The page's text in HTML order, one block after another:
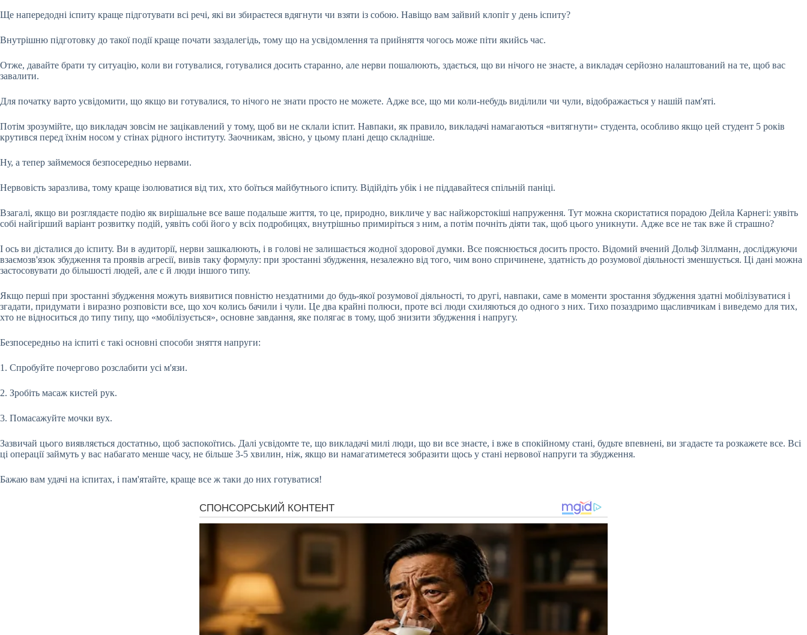
Ще напередодні іспиту краще підготувати всі речі, які ви збираєтеся вдягнути чи взяти із собою. Навіщо вам зайвий клопіт у день іспиту?
Внутрішню підготовку до такої події краще почати заздалегідь, тому що на усвідомлення та прийняття чогось може піти якийсь час.
Отже, давайте брати ту ситуацію, коли ви готувалися, готувалися досить старанно, але нерви пошалюють, здається, що ви нічого не знаєте, а викладач серйозно налаштований на те, щоб вас
завалити.
Для початку варто усвідомити, що якщо ви готувалися, то нічого не знати просто не можете. Адже все, що ми коли-небудь виділили чи чули, відображається у нашій пам'яті.
Потім зрозумійте, що викладач зовсім не зацікавлений у тому, щоб ви не склали іспит. Навпаки, як правило, викладачі намагаються «витягнути» студента, особливо якщо цей студент 5 років
крутився перед їхнім носом у стінах рідного інституту. Заочникам, звісно, у цьому плані дещо складніше.
Ну, а тепер займемося безпосередньо нервами.
Нервовість заразлива, тому краще ізолюватися від тих, хто боїться майбутнього іспиту. Відійдіть убік і не піддавайтеся спільній паніці.
Взагалі, якщо ви розглядаєте подію як вирішальне все ваше подальше життя, то це, природно, викличе у вас найжорстокіші напруження. Тут можна скористатися порадою Дейла Карнегі: уявіть
собі найгірший варіант розвитку подій, уявіть собі його у всіх подробицях, внутрішньо примиріться з ним, а потім почніть діяти так, щоб цього уникнути. Адже все не так вже й страшно?
І ось ви дісталися до іспиту. Ви в аудиторії, нерви зашкалюють, і в голові не залишається жодної здорової думки. Все пояснюється досить просто. Відомий вчений Дольф Зіллманн, досліджуючи
взаємозв'язок збудження та проявів агресії, вивів таку формулу: при зростанні збудження, незалежно від того, чим воно спричинене, здатність до розумової діяльності зменшується. Ці дані можна
застосовувати до більшості людей, але є й люди іншого типу.
Якщо перші при зростанні збудження можуть виявитися повністю нездатними до будь-якої розумової діяльності, то другі, навпаки, саме в моменти зростання збудження здатні мобілізуватися і
згадати, придумати і виразно розповісти все, що хоч колись бачили і чули. Це два крайні полюси, проте всі люди схиляються до одного з них. Тихо позаздримо щасливчикам і виведемо для тих,
хто не відноситься до типу типу, що «мобілізується», основне завдання, яке полягає в тому, щоб знизити збудження і напругу.
Безпосередньо на іспиті є такі основні способи зняття напруги:
1. Спробуйте почергово розслабити усі м'язи.
2. Зробіть масаж кистей рук.
3. Помасажуйте мочки вух.
Зазвичай цього виявляється достатньо, щоб заспокоїтись. Далі усвідомте те, що викладачі милі люди, що ви все знаєте, і вже в спокійному стані, будьте впевнені, ви згадаєте та розкажете все. Всі
ці операції займуть у вас набагато менше часу, не більше 3-5 хвилин, ніж, якщо ви намагатиметеся зобразити щось у стані нервової напруги та збудження.
Бажаю вам удачі на іспитах, і пам'ятайте, краще все ж таки до них готуватися!